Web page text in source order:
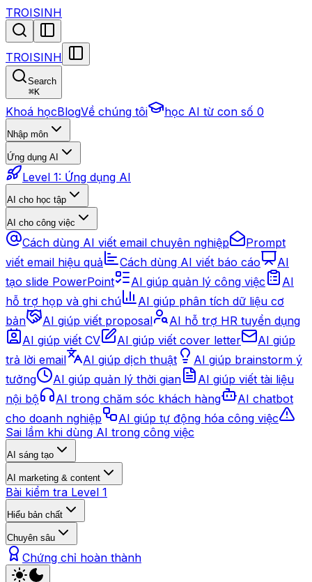
TROISINH
TROISINH
Search
⌘K
Khoá họcBlogVề chúng tôi học AI từ con số 0
Nhập môn
Ứng dụng AI
Level 1: Ứng dụng AI
AI cho học tập
AI cho công việc
Cách dùng AI viết email chuyên nghiệp
Prompt
viết email hiệu quả
Cách dùng AI viết báo cáo
AI
tạo slide PowerPoint
AI giúp quản lý công việc
AI
hỗ trợ họp và ghi chú
AI giúp phân tích dữ liệu cơ
bản
AI giúp viết proposal
AI hỗ trợ HR tuyển dụng
AI giúp viết CV
AI giúp viết cover letter
AI giúp
trả lời email
AI giúp dịch thuật
AI giúp brainstorm ý
tưởng
AI giúp quản lý thời gian
AI giúp viết tài liệu
nội bộ
AI trong chăm sóc khách hàng
AI chatbot
cho doanh nghiệp
AI giúp tự động hóa công việc
Sai lầm khi dùng AI trong công việc
AI sáng tạo
AI marketing & content
Bài kiểm tra Level 1
Hiểu bản chất
Chuyên sâu
Chứng chỉ hoàn thành